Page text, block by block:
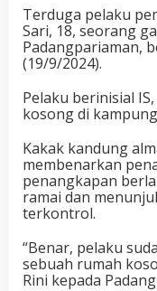
Terduga pelaku
Sari, 18, seorang
Padangpariaman,
(19/9/2024).
Pelaku berinisial
kosong di
Kakak kandung
membenarkan
penangkapan
ramai dan
terkontrol.
“Benar, pelaku
sebuah rumah
Rini kepada